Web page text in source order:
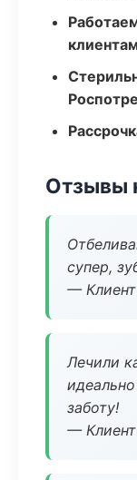
Отзывы
супер,
—
Лечили
заботу!
—